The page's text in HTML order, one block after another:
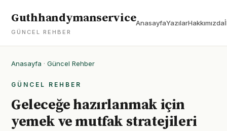
Guthhandymanservice
GÜNCEL REHBER
AnasayfaYazılarHakkımızda
Anasayfa · Güncel Rehber
GÜNCEL REHBER
Geleceğe hazırlanmak için
yemek ve mutfak stratejileri